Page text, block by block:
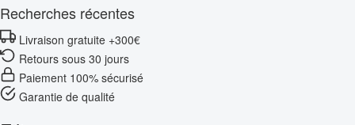
Recherches récentes
Livraison gratuite +300€
Retours sous 30 jours
Paiement 100% sécurisé
Garantie de qualité